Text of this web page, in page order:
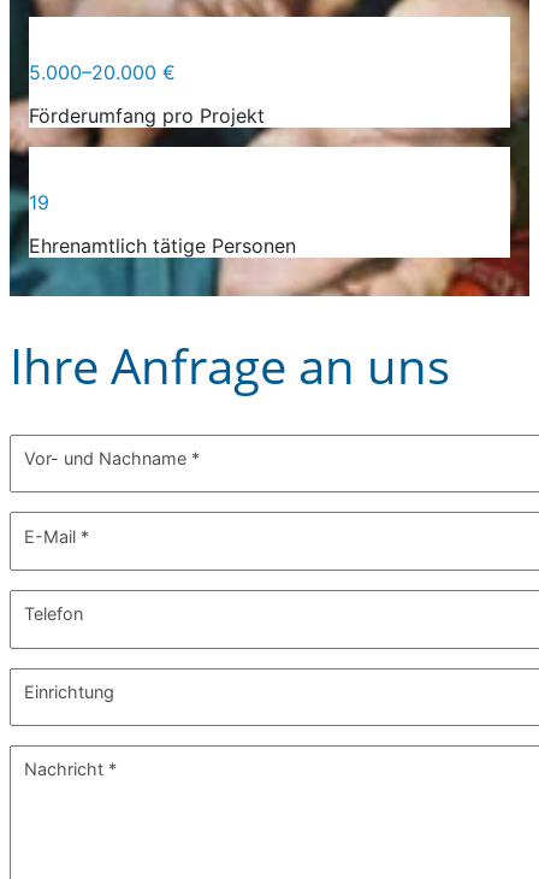
5.000–20.000 €
Förderumfang pro Projekt
19
Ehrenamtlich tätige Personen
Ihre Anfrage an uns
Vor- und Nachname *
E-Mail *
Telefon
Einrichtung
Nachricht *